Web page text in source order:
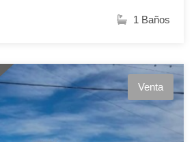
1 Baños
Venta